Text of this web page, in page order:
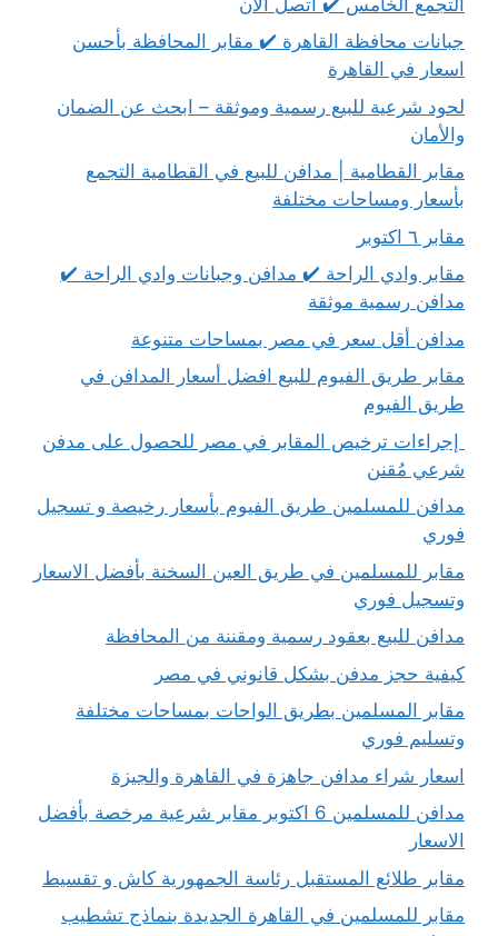
جبانات محافظة القاهرة ✔️ مقابر المحافظة بأحسن
اسعار في القاهرة
لحود شرعية للبيع رسمية وموثقة – ابحث عن الضمان
والأمان
مقابر القطامية | مدافن للبيع في القطامية التجمع
بأسعار ومساحات مختلفة
مقابر ٦ اكتوبر
مقابر وادي الراحة ✔️ مدافن وجبانات وادي الراحة ✔️
مدافن رسمية موثقة
مدافن أقل سعر في مصر بمساحات متنوعة
مقابر طريق الفيوم للبيع افضل أسعار المدافن في
طريق الفيوم
إجراءات ترخيص المقابر في مصر للحصول على مدفن
شرعي مُقنن
مدافن للمسلمين طريق الفيوم بأسعار رخيصة و تسجيل
فوري
مقابر للمسلمين في طريق العين السخنة بأفضل الاسعار
وتسجيل فوري
مدافن للبيع بعقود رسمية ومقننة من المحافظة
كيفية حجز مدفن بشكل قانوني في مصر
مقابر المسلمين بطريق الواحات بمساحات مختلفة
وتسليم فوري
اسعار شراء مدافن جاهزة في القاهرة والجيزة
مدافن للمسلمين 6 اكتوبر مقابر شرعية مرخصة بأفضل
الاسعار
مقابر طلائع المستقبل رئاسة الجمهورية كاش و تقسيط
مقابر للمسلمين في القاهرة الجديدة بنماذج تشطيب